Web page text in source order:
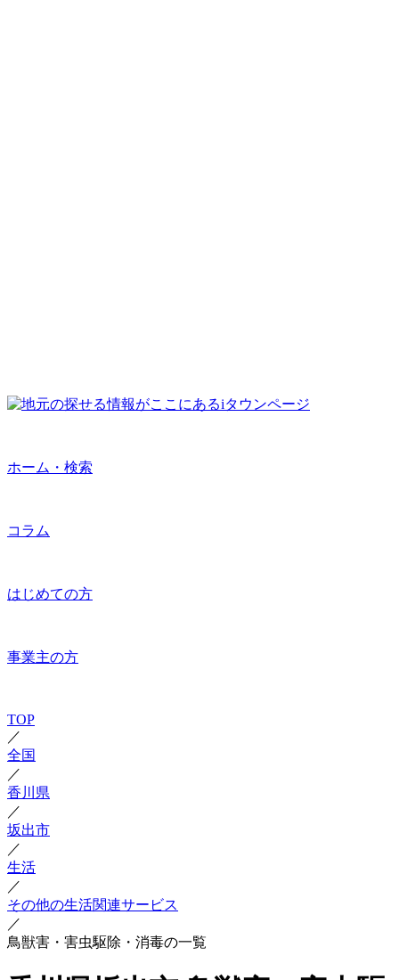
ホーム・検索
コラム
はじめての方
事業主の方
TOP
／
全国
／
香川県
／
坂出市
／
生活
／
その他の生活関連サービス
／
鳥獣害・害虫駆除・消毒の一覧